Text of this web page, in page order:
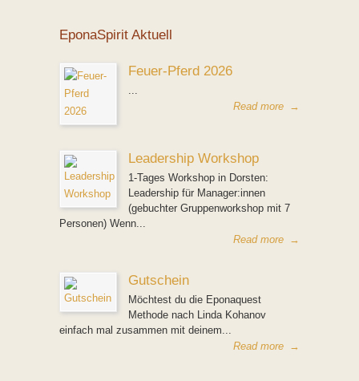
EponaSpirit Aktuell
Feuer-Pferd 2026
...
Read more →
Leadership Workshop
1-Tages Workshop in Dorsten:
Leadership für Manager:innen
(gebuchter Gruppenworkshop mit 7
Personen) Wenn...
Read more →
Gutschein
Möchtest du die Eponaquest
Methode nach Linda Kohanov
einfach mal zusammen mit deinem...
Read more →